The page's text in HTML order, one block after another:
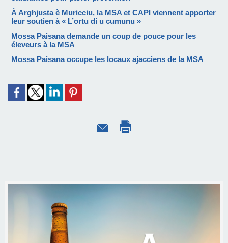
À Arghjusta è Muricciu, la MSA et CAPI viennent apporter
leur soutien à « L’ortu di u cumunu »
Mossa Paisana demande un coup de pouce pour les
éleveurs à la MSA
Mossa Paisana occupe les locaux ajacciens de la MSA